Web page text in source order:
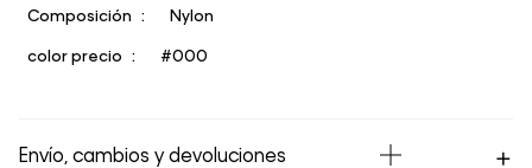
Composición Nylon
color precio #000
Envío, cambios y devoluciones